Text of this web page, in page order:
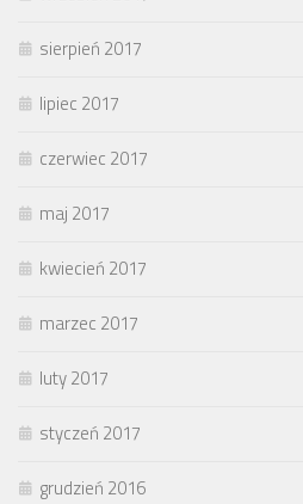
sierpień 2017
lipiec 2017
czerwiec 2017
maj 2017
kwiecień 2017
marzec 2017
luty 2017
styczeń 2017
grudzień 2016